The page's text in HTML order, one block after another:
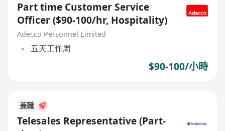
Part time Customer Service
Officer ($90-100/hr, Hospitality)
Adecco Personnel Limited
五天工作周
$90-100/小時
兼職
Telesales Representative (Part-